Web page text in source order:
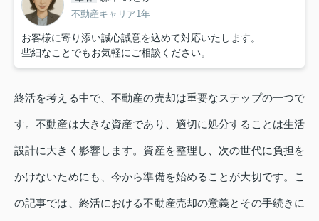
不動産キャリア1年
お客様に寄り添い誠心誠意を込めて対応いたします。
些細なことでもお気軽にご相談ください。
終活を考える中で、不動産の売却は重要なステップの一つで
す。不動産は大きな資産であり、適切に処分することは生活
設計に大きく影響します。資産を整理し、次の世代に負担を
かけないためにも、今から準備を始めることが大切です。こ
の記事では、終活における不動産売却の意義とその手続きに